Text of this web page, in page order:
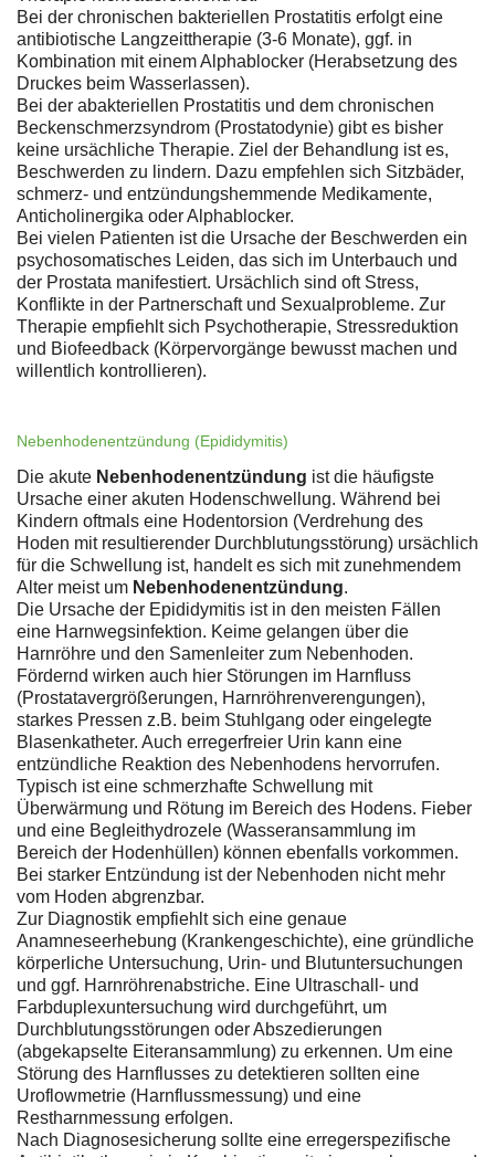
Bei der chronischen bakteriellen Prostatitis erfolgt eine
antibiotische Langzeittherapie (3-6 Monate), ggf. in
Kombination mit einem Alphablocker (Herabsetzung des
Druckes beim Wasserlassen).
Bei der abakteriellen Prostatitis und dem chronischen
Beckenschmerzsyndrom (Prostatodynie) gibt es bisher
keine ursächliche Therapie. Ziel der Behandlung ist es,
Beschwerden zu lindern. Dazu empfehlen sich Sitzbäder,
schmerz- und entzündungshemmende Medikamente,
Anticholinergika oder Alphablocker.
Bei vielen Patienten ist die Ursache der Beschwerden ein
psychosomatisches Leiden, das sich im Unterbauch und
der Prostata manifestiert. Ursächlich sind oft Stress,
Konflikte in der Partnerschaft und Sexualprobleme. Zur
Therapie empfiehlt sich Psychotherapie, Stressreduktion
und Biofeedback (Körpervorgänge bewusst machen und
willentlich kontrollieren).
Nebenhodenentzündung (Epididymitis)
Die akute Nebenhodenentzündung ist die häufigste
Ursache einer akuten Hodenschwellung. Während bei
Kindern oftmals eine Hodentorsion (Verdrehung des
Hoden mit resultierender Durchblutungsstörung) ursächlich
für die Schwellung ist, handelt es sich mit zunehmendem
Alter meist um Nebenhodenentzündung.
Die Ursache der Epididymitis ist in den meisten Fällen
eine Harnwegsinfektion. Keime gelangen über die
Harnröhre und den Samenleiter zum Nebenhoden.
Fördernd wirken auch hier Störungen im Harnfluss
(Prostatavergrößerungen, Harnröhrenverengungen),
starkes Pressen z.B. beim Stuhlgang oder eingelegte
Blasenkatheter. Auch erregerfreier Urin kann eine
entzündliche Reaktion des Nebenhodens hervorrufen.
Typisch ist eine schmerzhafte Schwellung mit
Überwärmung und Rötung im Bereich des Hodens. Fieber
und eine Begleithydrozele (Wasseransammlung im
Bereich der Hodenhüllen) können ebenfalls vorkommen.
Bei starker Entzündung ist der Nebenhoden nicht mehr
vom Hoden abgrenzbar.
Zur Diagnostik empfiehlt sich eine genaue
Anamneseerhebung (Krankengeschichte), eine gründliche
körperliche Untersuchung, Urin- und Blutuntersuchungen
und ggf. Harnröhrenabstriche. Eine Ultraschall- und
Farbduplexuntersuchung wird durchgeführt, um
Durchblutungsstörungen oder Abszedierungen
(abgekapselte Eiteransammlung) zu erkennen. Um eine
Störung des Harnflusses zu detektieren sollten eine
Uroflowmetrie (Harnflussmessung) und eine
Restharnmessung erfolgen.
Nach Diagnosesicherung sollte eine erregerspezifische